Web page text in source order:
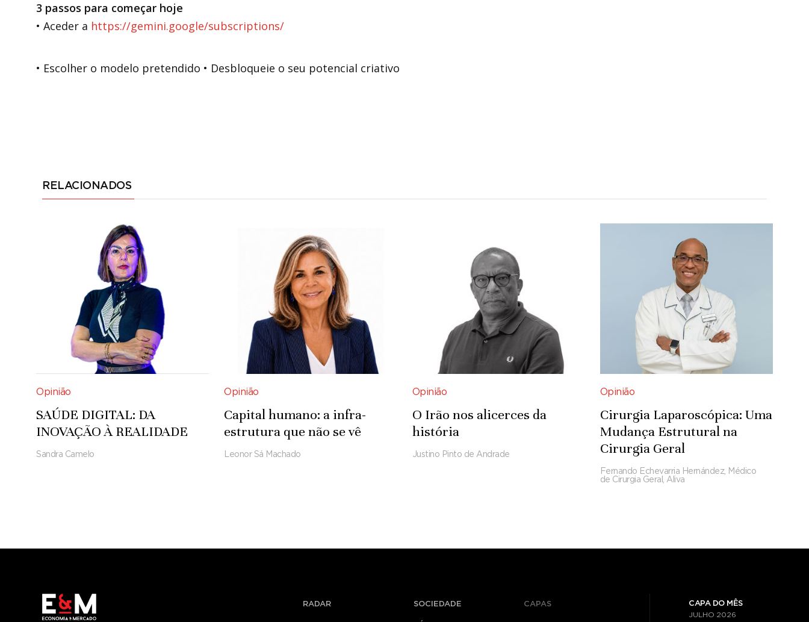
3 passos para começar hoje
• Aceder a https://gemini.google/subscriptions/
• Escolher o modelo pretendido • Desbloqueie o seu potencial criativo
RELACIONADOS
Opinião
SAÚDE DIGITAL: DA
INOVAÇÃO À REALIDADE
Sandra Camelo
Opinião
Capital humano: a infra-
estrutura que não se vê
Leonor Sá Machado
Opinião
O Irão nos alicerces da
história
Justino Pinto de Andrade
Opinião
Cirurgia Laparoscópica: Uma
Mudança Estrutural na
Cirurgia Geral
Fernando Echevarria Hernández, Médico
de Cirurgia Geral, Aliva
RADAR SOCIEDADE CAPAS
CAPA DO MÊS
JULHO 2026